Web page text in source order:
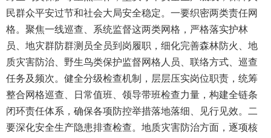
民群众平安过节和社会大局安全稳定。一要织密两类责任网
格。聚焦一线巡查、系统监督这两类网格，严格落实护林
员、地灾群防群测员全员到岗履职，细化完善森林防火、地
质灾害防治、野生鸟类保护监督网格人员、联络方式、巡查
任务及频次。健全分级检查机制，层层压实岗位职责，统筹
整合网格巡查、日常值班、领导带班检查力量，构建全链条
闭环责任体系，确保各项防控举措落地落细、见行见效。二
要深化安全生产隐患排查检查。地质灾害防治方面，逐项核